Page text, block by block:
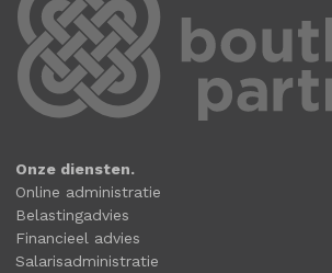
Onze diensten.
Online administratie
Belastingadvies
Financieel advies
Salarisadministratie